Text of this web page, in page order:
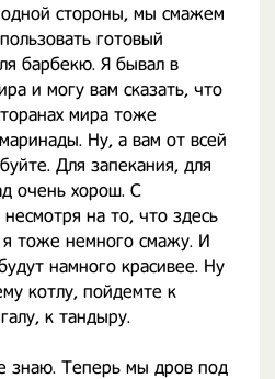
одной стороны, мы смажем
готовый
барбекю. Я бывал в
и могу вам сказать, что
мира тоже
Ну, а вам от всей
Для запекания, для
очень хорош. С
на то, что здесь
тоже немного смажу. И
намного красивее. Ну
котлу, пойдемте к
к тандыру.
знаю. Теперь мы дров под